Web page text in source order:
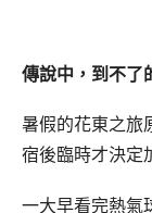
傳說中，到不了
暑假的花東之旅
宿後臨時才決定
一大早看完熱氣